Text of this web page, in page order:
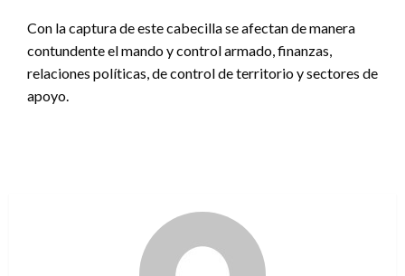
Con la captura de este cabecilla se afectan de manera
contundente el mando y control armado, finanzas,
relaciones políticas, de control de territorio y sectores de
apoyo.